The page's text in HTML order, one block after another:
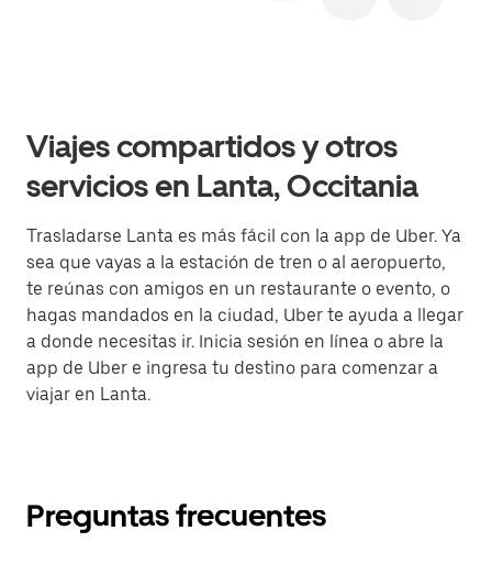
Viajes compartidos y otros
servicios en Lanta, Occitania
Trasladarse Lanta es más fácil con la app de Uber. Ya
sea que vayas a la estación de tren o al aeropuerto,
te reúnas con amigos en un restaurante o evento, o
hagas mandados en la ciudad, Uber te ayuda a llegar
a donde necesitas ir. Inicia sesión en línea o abre la
app de Uber e ingresa tu destino para comenzar a
viajar en Lanta.
Preguntas frecuentes